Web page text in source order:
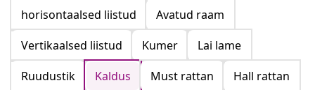
horisontaalsed liistud
Avatud raam
Vertikaalsed liistud
Kumer
Lai lame
Ruudustik
Kaldus Must rattan
Hall rattan